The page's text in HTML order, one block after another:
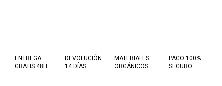
ENTREGA
GRATIS 48H
DEVOLUCIÓN
14 DÍAS
MATERIALES
ORGÁNICOS
PAGO 100%
SEGURO